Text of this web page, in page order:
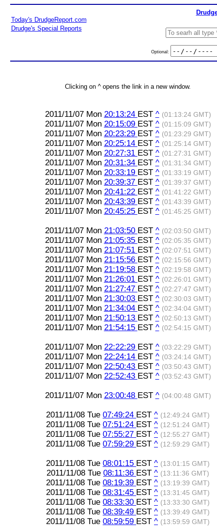
Today's DrudgeReport.com
Drudge's Special Reports
Optional:
Clicking on ^ opens the link in a new window.
2011/11/07 Mon 20:13:24 EST ^ (01:13:24 GMT)
2011/11/07 Mon 20:15:09 EST ^ (01:15:09 GMT)
2011/11/07 Mon 20:23:29 EST ^ (01:23:29 GMT)
2011/11/07 Mon 20:25:14 EST ^ (01:25:14 GMT)
2011/11/07 Mon 20:27:31 EST ^ (01:27:31 GMT)
2011/11/07 Mon 20:31:34 EST ^ (01:31:34 GMT)
2011/11/07 Mon 20:33:19 EST ^ (01:33:19 GMT)
2011/11/07 Mon 20:39:37 EST ^ (01:39:37 GMT)
2011/11/07 Mon 20:41:22 EST ^ (01:41:22 GMT)
2011/11/07 Mon 20:43:39 EST ^ (01:43:39 GMT)
2011/11/07 Mon 20:45:25 EST ^ (01:45:25 GMT)
2011/11/07 Mon 21:03:50 EST ^ (02:03:50 GMT)
2011/11/07 Mon 21:05:35 EST ^ (02:05:35 GMT)
2011/11/07 Mon 21:07:51 EST ^ (02:07:51 GMT)
2011/11/07 Mon 21:15:56 EST ^ (02:15:56 GMT)
2011/11/07 Mon 21:19:58 EST ^ (02:19:58 GMT)
2011/11/07 Mon 21:26:01 EST ^ (02:26:01 GMT)
2011/11/07 Mon 21:27:47 EST ^ (02:27:47 GMT)
2011/11/07 Mon 21:30:03 EST ^ (02:30:03 GMT)
2011/11/07 Mon 21:34:04 EST ^ (02:34:04 GMT)
2011/11/07 Mon 21:50:13 EST ^ (02:50:13 GMT)
2011/11/07 Mon 21:54:15 EST ^ (02:54:15 GMT)
2011/11/07 Mon 22:22:29 EST ^ (03:22:29 GMT)
2011/11/07 Mon 22:24:14 EST ^ (03:24:14 GMT)
2011/11/07 Mon 22:50:43 EST ^ (03:50:43 GMT)
2011/11/07 Mon 22:52:43 EST ^ (03:52:43 GMT)
2011/11/07 Mon 23:00:48 EST ^ (04:00:48 GMT)
2011/11/08 Tue 07:49:24 EST ^ (12:49:24 GMT)
2011/11/08 Tue 07:51:24 EST ^ (12:51:24 GMT)
2011/11/08 Tue 07:55:27 EST ^ (12:55:27 GMT)
2011/11/08 Tue 07:59:29 EST ^ (12:59:29 GMT)
2011/11/08 Tue 08:01:15 EST ^ (13:01:15 GMT)
2011/11/08 Tue 08:11:36 EST ^ (13:11:36 GMT)
2011/11/08 Tue 08:19:39 EST ^ (13:19:39 GMT)
2011/11/08 Tue 08:31:45 EST ^ (13:31:45 GMT)
2011/11/08 Tue 08:33:30 EST ^ (13:33:30 GMT)
2011/11/08 Tue 08:39:49 EST ^ (13:39:49 GMT)
2011/11/08 Tue 08:59:59 EST ^ (13:59:59 GMT)